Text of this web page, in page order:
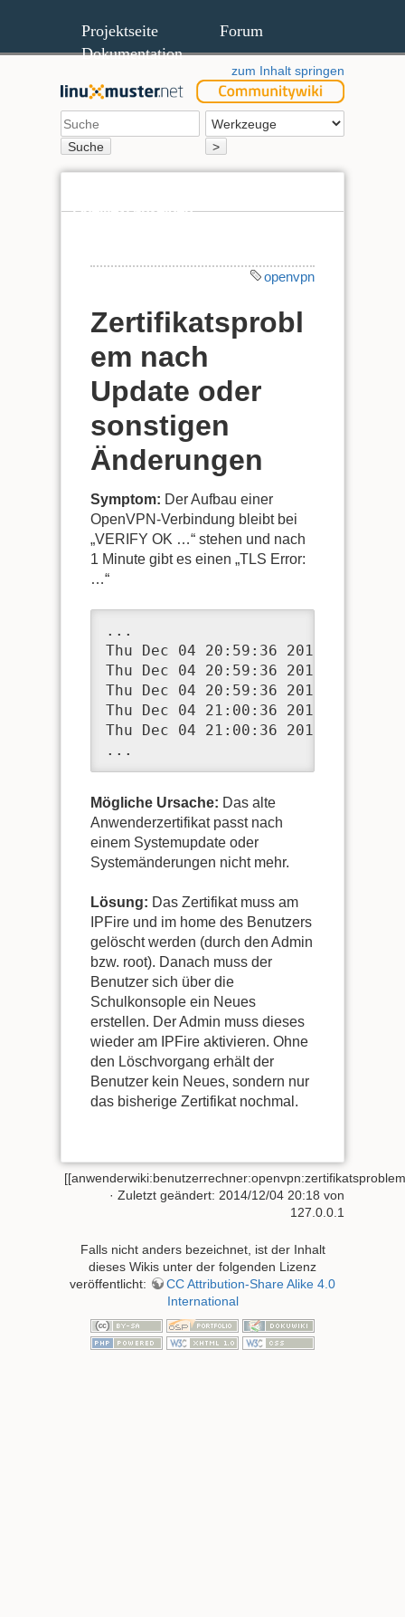
Projektseite
Forum
Dokumentation
zum Inhalt springen
Suche >
Quelltext anzeigen
openvpn
Zertifikatsprobl
em nach
Update oder
sonstigen
Änderungen
Symptom: Der Aufbau einer
OpenVPN-Verbindung bleibt bei
„VERIFY OK …“ stehen und nach
1 Minute gibt es einen „TLS Error:
…“
...
Thu Dec 04 20:59:36 2014 VERIFY
Thu Dec 04 20:59:36 2014 VERIFY
Thu Dec 04 20:59:36 2014 VERIFY
Thu Dec 04 21:00:36 2014 TLS
Thu Dec 04 21:00:36 2014 TLS
...
Mögliche Ursache: Das alte
Anwenderzertifikat passt nach
einem Systemupdate oder
Systemänderungen nicht mehr.
Lösung: Das Zertifikat muss am
IPFire und im home des Benutzers
gelöscht werden (durch den Admin
bzw. root). Danach muss der
Benutzer sich über die
Schulkonsople ein Neues
erstellen. Der Admin muss dieses
wieder am IPFire aktivieren. Ohne
den Löschvorgang erhält der
Benutzer kein Neues, sondern nur
das bisherige Zertifikat nochmal.
· Zuletzt geändert: 2014/12/04 20:18 von
127.0.0.1
Falls nicht anders bezeichnet, ist der Inhalt
dieses Wikis unter der folgenden Lizenz
veröffentlicht:
CC Attribution-Share Alike 4.0
International